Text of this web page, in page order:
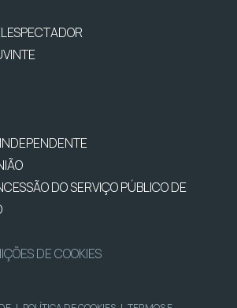
DO SERVIÇO PÚBLICO DE
DE COOKIES